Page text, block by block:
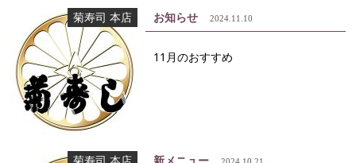
菊寿司 本店 お知らせ 2024.11.10
11月のおすすめ